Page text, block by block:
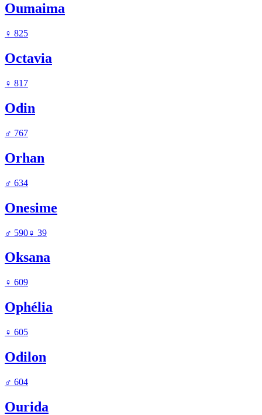
Oumaima
♀ 825
Octavia
♀ 817
Odin
♂ 767
Orhan
♂ 634
Onesime
♂ 590♀ 39
Oksana
♀ 609
Ophélia
♀ 605
Odilon
♂ 604
Ourida